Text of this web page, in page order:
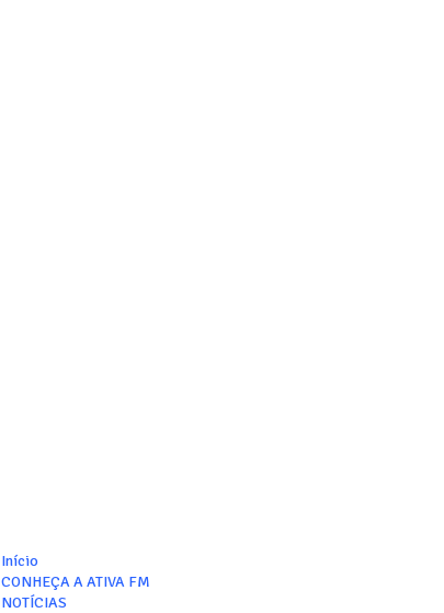
Início
CONHEÇA A ATIVA FM
NOTÍCIAS